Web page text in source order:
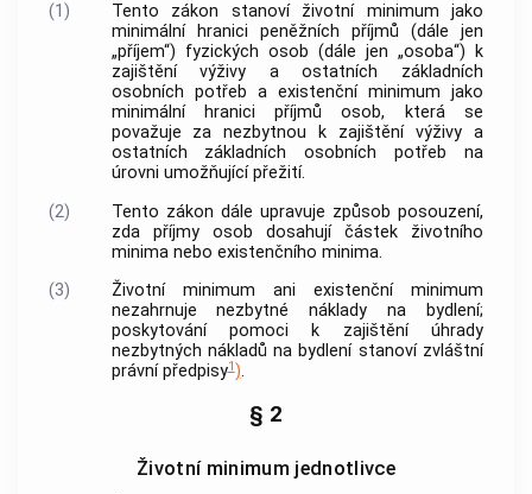
(1)
Tento zákon stanoví životní minimum jako
minimální hranici peněžních příjmů (dále jen
„příjem“) fyzických osob (dále jen „osoba“) k
zajištění výživy a ostatních základních
osobních potřeb a existenční minimum jako
minimální hranici příjmů osob, která se
považuje za nezbytnou k zajištění výživy a
ostatních základních osobních potřeb na
úrovni umožňující přežití.
(2)
Tento zákon dále upravuje způsob posouzení,
zda příjmy osob dosahují částek životního
minima nebo existenčního minima.
(3)
Životní minimum ani existenční minimum
nezahrnuje nezbytné náklady na bydlení;
poskytování pomoci k zajištění úhrady
nezbytných nákladů na bydlení stanoví zvláštní
právní předpisy1).
§ 2
Životní minimum jednotlivce